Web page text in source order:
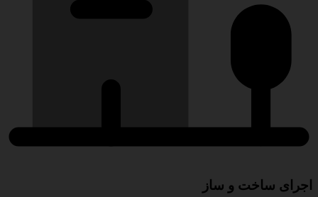
اجرای ساخت و ساز